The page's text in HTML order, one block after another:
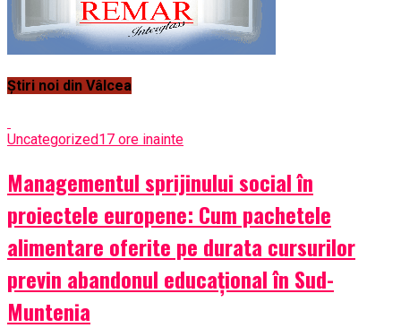
Știri noi din Vâlcea
Uncategorized17 ore inainte
Managementul sprijinului social în
proiectele europene: Cum pachetele
alimentare oferite pe durata cursurilor
previn abandonul educațional în Sud-
Muntenia